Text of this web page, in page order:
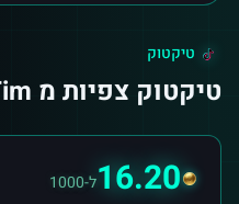
טיקטוק
טיקטוק צפיות מ East Timאו
16.20ל-1000